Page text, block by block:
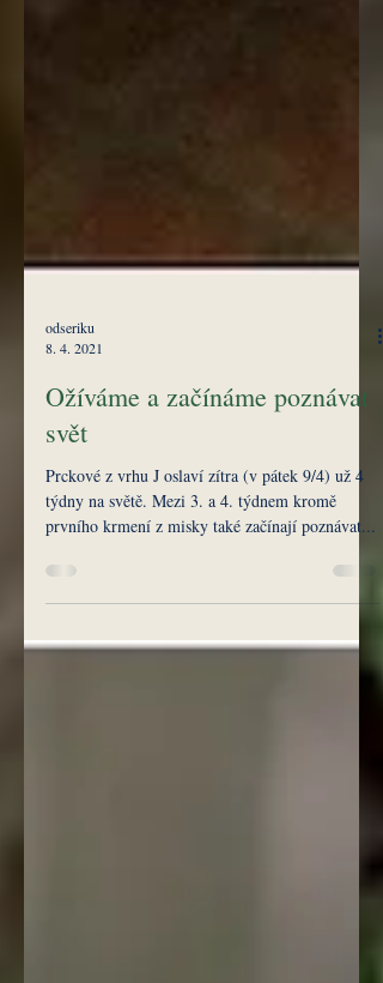
odseriku
8. 4. 2021
Ožíváme a začínáme poznávat
svět
Prckové z vrhu J oslaví zítra (v pátek 9/4) už 4
prvního krmení z misky také začínají poznávat...